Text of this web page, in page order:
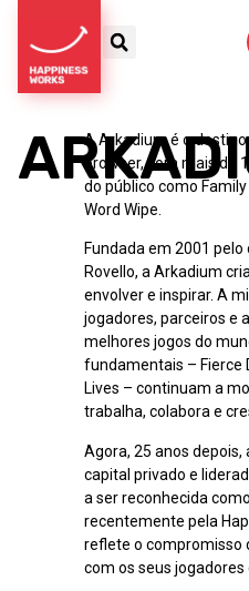
A Arkadium é o
browser, com mais de
do público como
Word Wipe.
Fundada em 2001
Rovello, a Arkadium
envolver e inspirar. A
jogadores, parceiros e
melhores jogos do
fundamentais – Fierce
Lives – continuam a
trabalha, colabora e
Agora, 25 anos
capital privado e
a ser reconhecida
recentemente pela
reflete o compromisso
com os seus jogadores